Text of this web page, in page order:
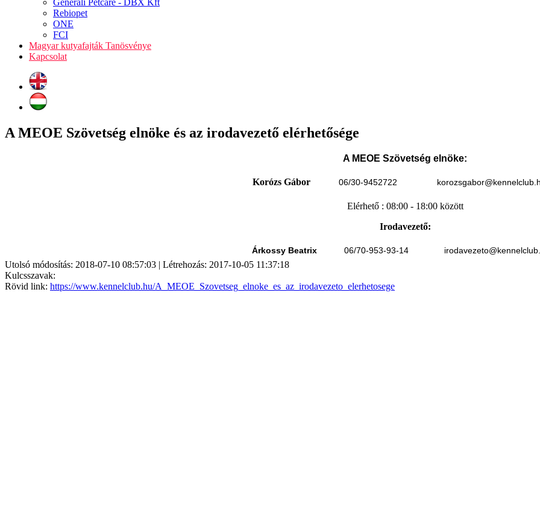
Generali Petcare - DBX Kft
Rebiopet
ONE
FCI
Magyar kutyafajták Tanösvénye
Kapcsolat
A MEOE Szövetség elnöke és az irodavezető elérhetősége
A MEOE Szövetség elnöke:
Korózs Gábor 06/30-9452722
Elérhető : 08:00 - 18:00 között
Irodavezető:
Árkossy Beatrix 06/70-953-93-14
Utolsó módosítás: 2018-07-10 08:57:03 | Létrehozás: 2017-10-05 11:37:18
Kulcsszavak:
Rövid link: https://www.kennelclub.hu/A_MEOE_Szovetseg_elnoke_es_az_irodavezeto_elerhetosege